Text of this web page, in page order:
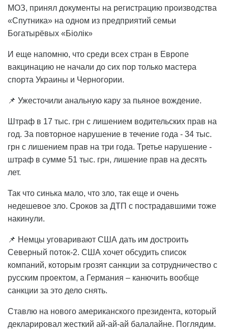
МОЗ, принял документы на регистрацию производства
«Спутника» на одном из предприятий семьи
Богатырёвых «Біолік»
И еще напомню, что среди всех стран в Европе
вакцинацию не начали до сих пор только мастера
спорта Украины и Черногории.
📌 Ужесточили анальную кару за пьяное вождение.
Штраф в 17 тыс. грн с лишением водительских прав на
год. За повторное нарушение в течение года - 34 тыс.
грн с лишением прав на три года. Третье нарушение -
штраф в сумме 51 тыс. грн, лишение прав на десять
лет.
Так что синька мало, что зло, так еще и очень
недешевое зло. Сроков за ДТП с пострадавшими тоже
накинули.
📌 Немцы уговаривают США дать им достроить
Северный поток-2. США хочет обсудить список
компаний, которым грозят санкции за сотрудничество с
русским проектом, а Германия – канючить вообще
санкции за это дело снять.
Ставлю на нового американского президента, который
декларировал жесткий ай-ай-ай балалайне. Поглядим.